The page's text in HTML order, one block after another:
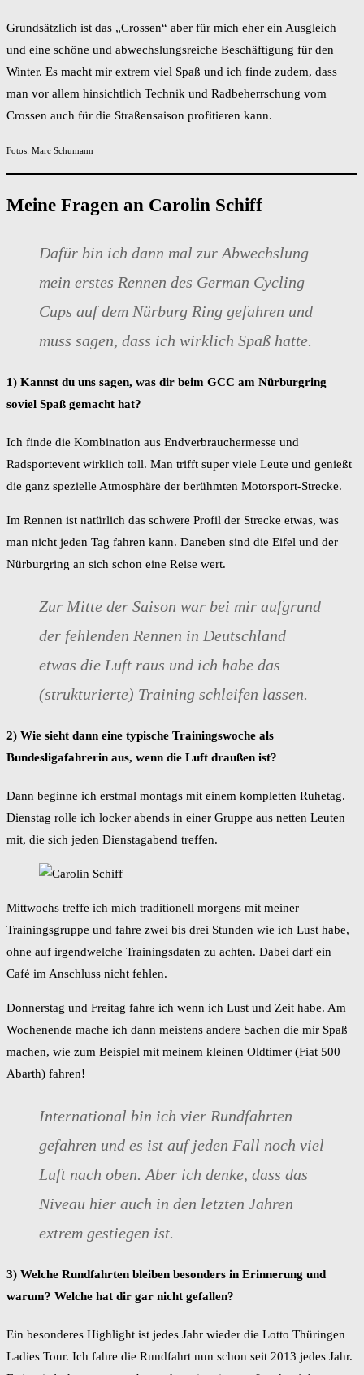
Grundsätzlich ist das „Crossen“ aber für mich eher ein Ausgleich
und eine schöne und abwechslungsreiche Beschäftigung für den
Winter. Es macht mir extrem viel Spaß und ich finde zudem, dass
man vor allem hinsichtlich Technik und Radbeherrschung vom
Crossen auch für die Straßensaison profitieren kann.
Fotos: Marc Schumann
Meine Fragen an Carolin Schiff
Dafür bin ich dann mal zur Abwechslung
mein erstes Rennen des German Cycling
Cups auf dem Nürburg Ring gefahren und
muss sagen, dass ich wirklich Spaß hatte.
1) Kannst du uns sagen, was dir beim GCC am Nürburgring
soviel Spaß gemacht hat?
Ich finde die Kombination aus Endverbrauchermesse und
Radsportevent wirklich toll. Man trifft super viele Leute und genießt
die ganz spezielle Atmosphäre der berühmten Motorsport-Strecke.
Im Rennen ist natürlich das schwere Profil der Strecke etwas, was
man nicht jeden Tag fahren kann. Daneben sind die Eifel und der
Nürburgring an sich schon eine Reise wert.
Zur Mitte der Saison war bei mir aufgrund
der fehlenden Rennen in Deutschland
etwas die Luft raus und ich habe das
(strukturierte) Training schleifen lassen.
2) Wie sieht dann eine typische Trainingswoche als
Bundesligafahrerin aus, wenn die Luft draußen ist?
Dann beginne ich erstmal montags mit einem kompletten Ruhetag.
Dienstag rolle ich locker abends in einer Gruppe aus netten Leuten
mit, die sich jeden Dienstagabend treffen.
Mittwochs treffe ich mich traditionell morgens mit meiner
Trainingsgruppe und fahre zwei bis drei Stunden wie ich Lust habe,
ohne auf irgendwelche Trainingsdaten zu achten. Dabei darf ein
Café im Anschluss nicht fehlen.
Donnerstag und Freitag fahre ich wenn ich Lust und Zeit habe. Am
Wochenende mache ich dann meistens andere Sachen die mir Spaß
machen, wie zum Beispiel mit meinem kleinen Oldtimer (Fiat 500
Abarth) fahren!
International bin ich vier Rundfahrten
gefahren und es ist auf jeden Fall noch viel
Luft nach oben. Aber ich denke, dass das
Niveau hier auch in den letzten Jahren
extrem gestiegen ist.
3) Welche Rundfahrten bleiben besonders in Erinnerung und
warum? Welche hat dir gar nicht gefallen?
Ein besonderes Highlight ist jedes Jahr wieder die Lotto Thüringen
Ladies Tour. Ich fahre die Rundfahrt nun schon seit 2013 jedes Jahr.